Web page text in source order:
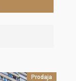
Prodaja